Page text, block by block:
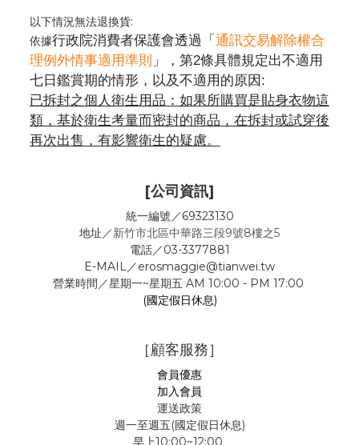
以下情況無法退換貨:
依據行政院消費者保護會透過「 通訊交易解除權合
理例外情事適用準則 」，第2條具體規定出不適用
七日鑑賞期的情形，以及不適用的原因:
已拆封之個人衛生用品：如果所購買是貼身衣物這
類，基於衛生考量而密封的商品，在拆封或試穿後
再次出售，有影響衛生的疑慮。
[公司資訊]
統一編號／69323130
地址／新竹市北區中華路三段9號8樓之5
電話／03-3377881
E-MAIL／erosmaggie@tianwei.tw
營業時間／星期一~星期五 AM 10:00 - PM 17:00
(國定假日休息)
［顧客服務］
會員優惠
加入會員
運送政策
週一至週五(國定假日休息)
早上10:00~12:00